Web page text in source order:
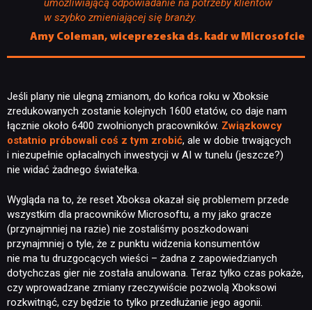
KULTURA
RETRO
TECHNOLOGIE
JUŻ GRALIŚMY
SKLEP
umożliwiającą odpowiadanie na potrzeby klientów
w szybko zmieniającej się branży.
Amy Coleman, wiceprezeska ds. kadr w Microsofcie
Jeśli plany nie ulegną zmianom, do końca roku w Xboksie
zredukowanych zostanie kolejnych 1600 etatów, co daje nam
łącznie około 6400 zwolnionych pracowników. Związkowcy
ostatnio próbowali coś z tym zrobić, ale w dobie trwających
i niezupełnie opłacalnych inwestycji w AI w tunelu (jeszcze?)
nie widać żadnego światełka.
Wygląda na to, że reset Xboksa okazał się problemem przede
wszystkim dla pracowników Microsoftu, a my jako gracze
(przynajmniej na razie) nie zostaliśmy poszkodowani
przynajmniej o tyle, że z punktu widzenia konsumentów
nie ma tu druzgocących wieści – żadna z zapowiedzianych
dotychczas gier nie została anulowana. Teraz tylko czas pokaże,
czy wprowadzane zmiany rzeczywiście pozwolą Xboksowi
rozkwitnąć, czy będzie to tylko przedłużanie jego agonii.